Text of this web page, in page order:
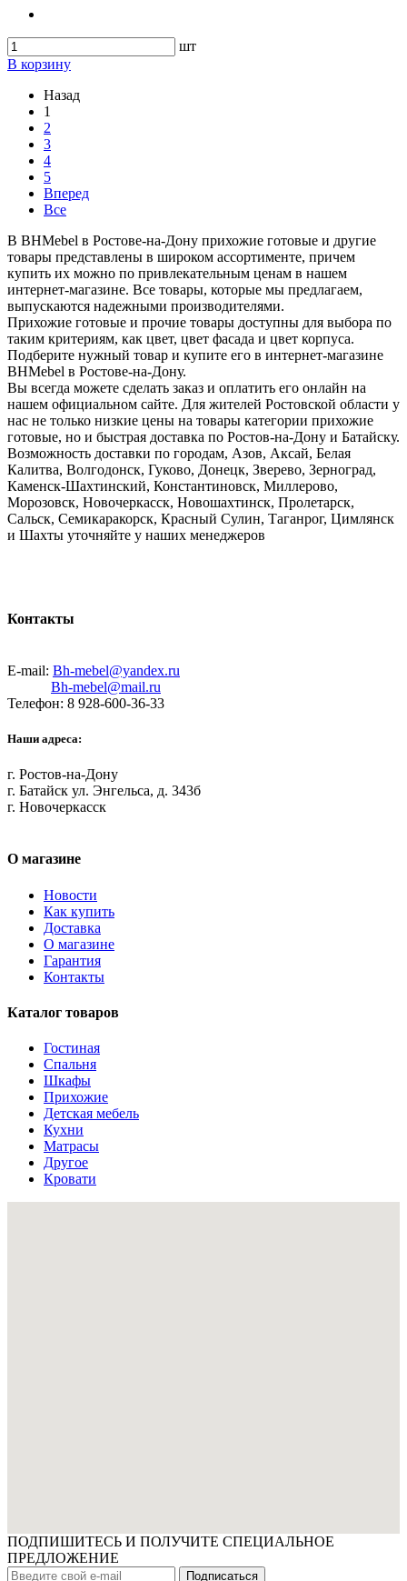
шт
В корзину
Назад
1
2
3
4
5
Вперед
Все
В BHMebel в Ростове-на-Дону прихожие готовые и другие
товары представлены в широком ассортименте, причем
купить их можно по привлекательным ценам в нашем
интернет-магазине. Все товары, которые мы предлагаем,
выпускаются надежными производителями.
Прихожие готовые и прочие товары доступны для выбора по
таким критериям, как цвет, цвет фасада и цвет корпуса.
Подберите нужный товар и купите его в интернет-магазине
BHMebel в Ростове-на-Дону.
Вы всегда можете сделать заказ и оплатить его онлайн на
нашем официальном сайте. Для жителей Ростовской области у
нас не только низкие цены на товары категории прихожие
готовые, но и быстрая доставка по Ростов-на-Дону и Батайску.
Возможность доставки по городам, Азов, Аксай, Белая
Калитва, Волгодонск, Гуково, Донецк, Зверево, Зерноград,
Каменск-Шахтинский, Константиновск, Миллерово,
Морозовск, Новочеркасск, Новошахтинск, Пролетарск,
Сальск, Семикаракорск, Красный Сулин, Таганрог, Цимлянск
и Шахты уточняйте у наших менеджеров
Контакты
E-mail: Bh-mebel@yandex.ru
Bh-mebel@mail.ru
Телефон: 8 928-600-36-33
Наши адреса:
г. Ростов-на-Дону
г. Батайск ул. Энгельса, д. 343б
г. Новочеркасск
О магазине
Новости
Как купить
Доставка
О магазине
Гарантия
Контакты
Каталог товаров
Гостиная
Спальня
Шкафы
Прихожие
Детская мебель
Кухни
Матрасы
Другое
Кровати
ПОДПИШИТЕСЬ И ПОЛУЧИТЕ СПЕЦИАЛЬНОЕ
ПРЕДЛОЖЕНИЕ